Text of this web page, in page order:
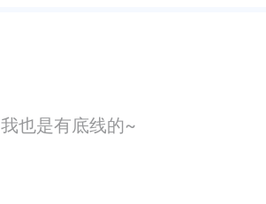
我也是有底线的~